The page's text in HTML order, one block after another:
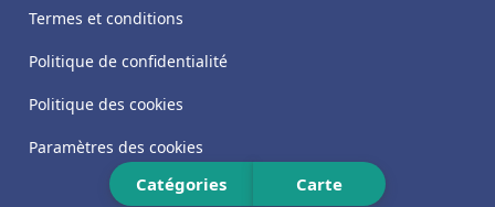
Catégories Carte
Termes et conditions
Politique de confidentialité
Politique des cookies
Paramètres des cookies